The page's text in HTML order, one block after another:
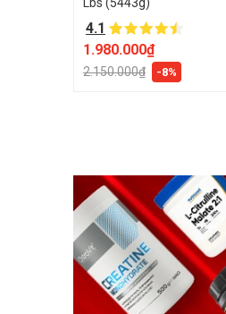
4.1
1.980.000₫
2.150.000₫ -8%